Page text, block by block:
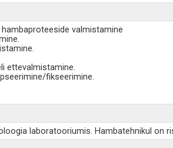
valmistamine
ettevalmistamine.
fikseerimine.
laboratooriumis. Hambatehnikul on